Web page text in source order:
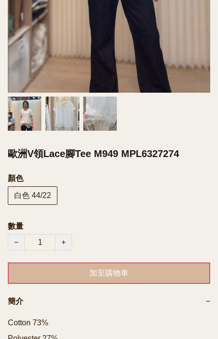
歐洲V領Lace腳Tee M949 MPL6327274
顏色
白色 44/22
數量
−
+
加至購物車
簡介 −
Cotton 73%